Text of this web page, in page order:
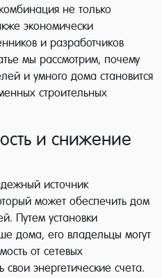
не только
экономически
и разработчиков
мы рассмотрим, почему
и умного дома становится
строительных
и снижение
источник
может обеспечить дом
Путем установки
дома, его владельцы могут
от сетевых
энергетические счета.